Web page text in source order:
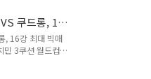
의 미카엘 드보
김도현·허정한
본 팬들이라면
느낄 만한 하루
요 결과이번 당구
. 단판전은 초반
쿠드롱, 16
, 16강 최대 빅매
민 3쿠션 월드컵이
를 오래 본 팬들이